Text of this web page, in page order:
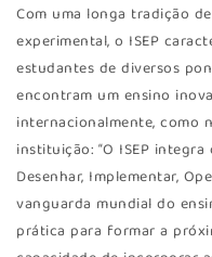
Com uma longa tradição
experimental, o ISEP
estudantes de diversos
encontram um ensino
internacionalmente, como
instituição: “O ISEP
Desenhar, Implementar,
vanguarda mundial do
prática para formar a